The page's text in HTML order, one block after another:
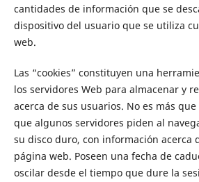
cantidades de información que se
dispositivo del usuario que se utiliza
web.
Las “cookies” constituyen una
los servidores Web para almacenar y
acerca de sus usuarios. No es más
que algunos servidores piden al
su disco duro, con información acerca
página web. Poseen una fecha de
oscilar desde el tiempo que dure la